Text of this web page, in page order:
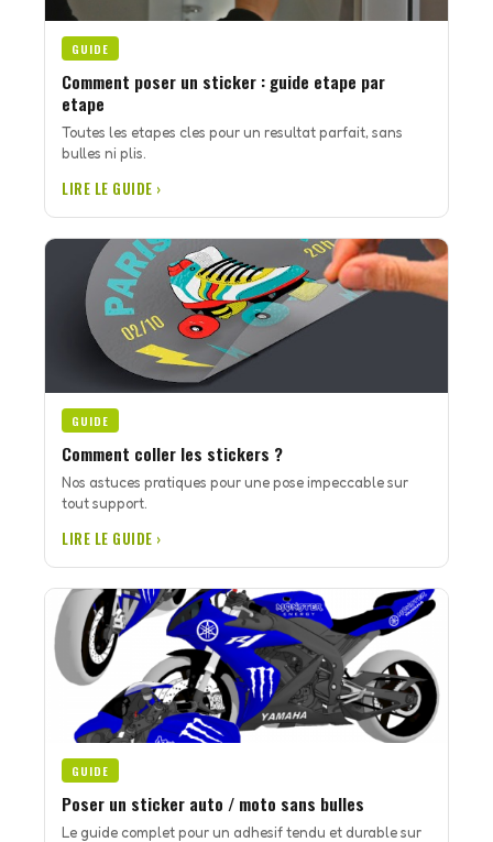
GUIDE
Comment poser un sticker : guide etape par
etape
Toutes les etapes cles pour un resultat parfait, sans
bulles ni plis.
LIRE LE GUIDE ›
GUIDE
Comment coller les stickers ?
Nos astuces pratiques pour une pose impeccable sur
tout support.
LIRE LE GUIDE ›
GUIDE
Poser un sticker auto / moto sans bulles
Le guide complet pour un adhesif tendu et durable sur